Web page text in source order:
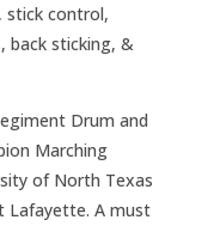
stick control,
back sticking, &
Drum and
Marching
of North Texas
Lafayette. A must